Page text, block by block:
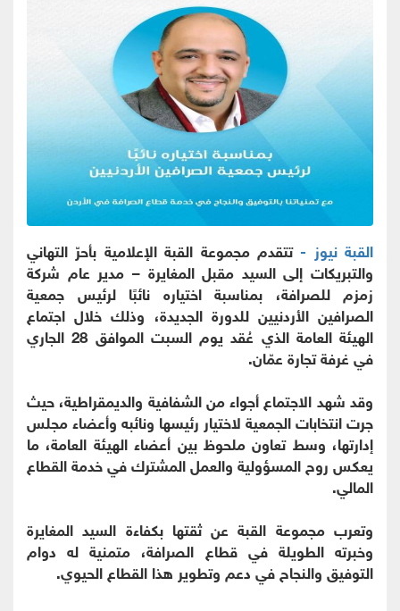
القبة نيوز - تتقدم مجموعة القبة الإعلامية بأحرّ التهاني
والتبريكات إلى السيد مقبل المغايرة – مدير عام شركة
زمزم للصرافة، بمناسبة اختياره نائبًا لرئيس جمعية
الصرافين الأردنيين للدورة الجديدة، وذلك خلال اجتماع
الهيئة العامة الذي عُقد يوم السبت الموافق 28 الجاري
في غرفة تجارة عمّان.
وقد شهد الاجتماع أجواء من الشفافية والديمقراطية، حيث
جرت انتخابات الجمعية لاختيار رئيسها ونائبه وأعضاء مجلس
إدارتها، وسط تعاون ملحوظ بين أعضاء الهيئة العامة، ما
يعكس روح المسؤولية والعمل المشترك في خدمة القطاع
المالي.
وتعرب مجموعة القبة عن ثقتها بكفاءة السيد المغايرة
وخبرته الطويلة في قطاع الصرافة، متمنية له دوام
التوفيق والنجاح في دعم وتطوير هذا القطاع الحيوي.